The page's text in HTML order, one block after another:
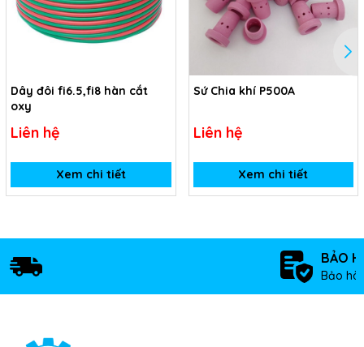
Dây đôi fi6.5,fi8 hàn cắt
oxy
Liên hệ
Xem chi tiết
Sứ Chia khí P500A
Liên hệ
Xem chi tiết
BẢO
Bảo